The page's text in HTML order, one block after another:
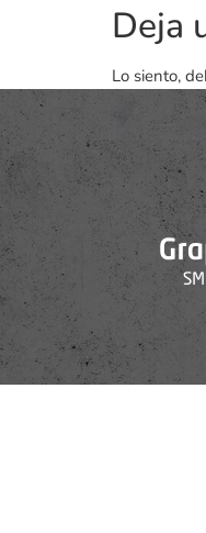
Deja
Lo siento,